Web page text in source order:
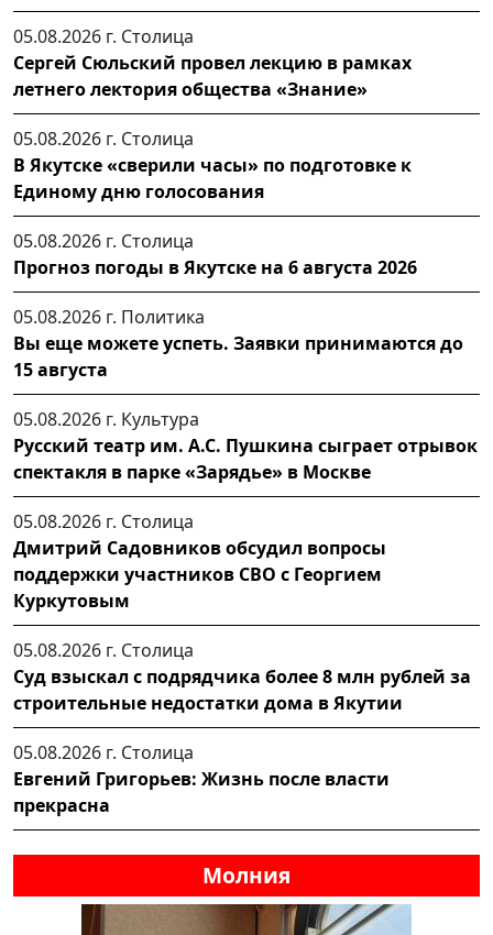
05.08.2026 г. Столица
Сергей Сюльский провел лекцию в рамках
летнего лектория общества «Знание»
05.08.2026 г. Столица
В Якутске «сверили часы» по подготовке к
Единому дню голосования
05.08.2026 г. Столица
Прогноз погоды в Якутске на 6 августа 2026
05.08.2026 г. Политика
Вы еще можете успеть. Заявки принимаются до
15 августа
05.08.2026 г. Культура
Русский театр им. А.С. Пушкина сыграет отрывок
спектакля в парке «Зарядье» в Москве
05.08.2026 г. Столица
Дмитрий Садовников обсудил вопросы
поддержки участников СВО с Георгием
Куркутовым
05.08.2026 г. Столица
Суд взыскал с подрядчика более 8 млн рублей за
строительные недостатки дома в Якутии
05.08.2026 г. Столица
Евгений Григорьев: Жизнь после власти
прекрасна
Молния